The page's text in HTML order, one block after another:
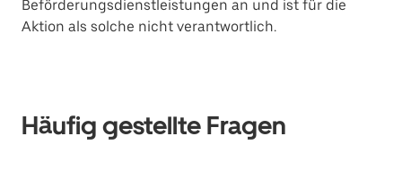
Beförderungsdienstleistungen an und ist für die
Aktion als solche nicht verantwortlich.
Häufig gestellte Fragen